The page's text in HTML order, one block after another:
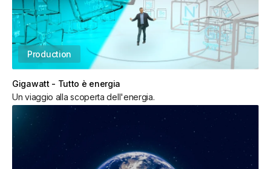
Production
Gigawatt - Tutto è energia
Un viaggio alla scoperta dell'energia.